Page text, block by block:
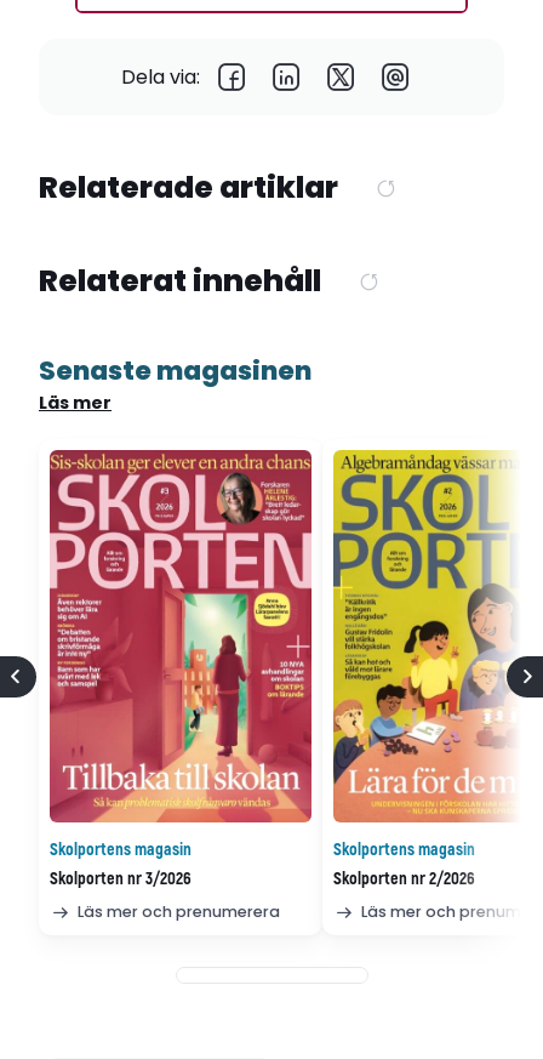
Dela via:
Relaterade artiklar
Relaterat innehåll
Senaste magasinen
Läs mer
Skolportens magasin
Skolporten nr 3/2026
Läs mer och prenumerera
Skolportens magasin
Skolporten nr 2/2026
Läs mer och